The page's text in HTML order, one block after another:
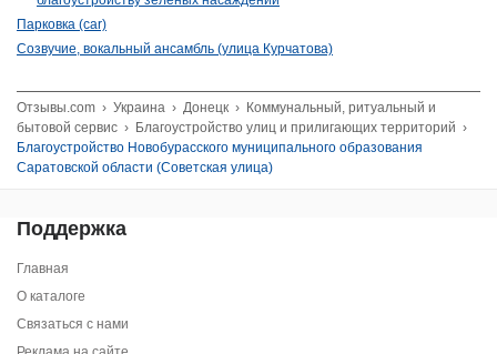
Парковка (car)
Созвучие, вокальный ансамбль (улица Курчатова)
Отзывы.com › Украина › Донецк › Коммунальный, ритуальный и
бытовой сервис › Благоустройство улиц и прилигающих территорий ›
Благоустройство Новобурасского муниципального образования
Саратовской области (Советская улица)
Поддержка
Главная
О каталоге
Связаться с нами